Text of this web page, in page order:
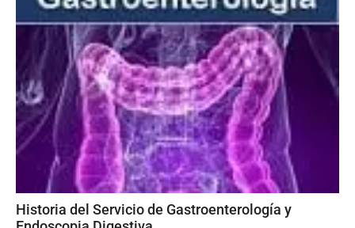
Historia del Servicio de Gastroenterología y